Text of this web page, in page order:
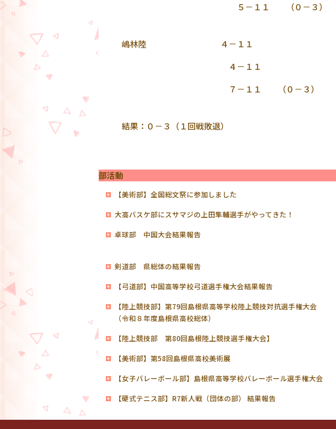
５－１１ （０－３）
嶋林陸 ４－１１
４－１１
７－１１ （０－３）
結果：０－３（１回戦敗退）
部活動
【美術部】全国総文祭に参加しました
大高バスケ部にスサマジの上田隼輔選手がやってきた！
卓球部 中国大会結果報告
剣道部 県総体の結果報告
【弓道部】中国高等学校弓道選手権大会結果報告
【陸上競技部】第79回島根県高等学校陸上競技対抗選手権大会
（令和８年度島根県高校総体）
【陸上競技部 第80回島根陸上競技選手権大会】
【美術部】第58回島根県高校美術展
【女子バレーボール部】島根県高等学校バレーボール選手権大会
【硬式テニス部】R7新人戦（団体の部） 結果報告